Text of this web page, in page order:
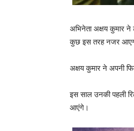
अभिनेता अक्षय कुमार
कुछ इस तरह नजर
अक्षय कुमार ने अपनी
इस साल उनकी पहली
आएंगे।